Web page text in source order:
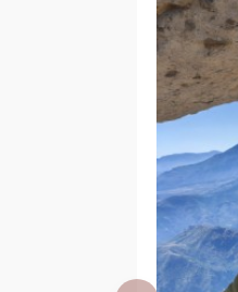
23/04/18
17/09/17
08/05/16
27/07/58